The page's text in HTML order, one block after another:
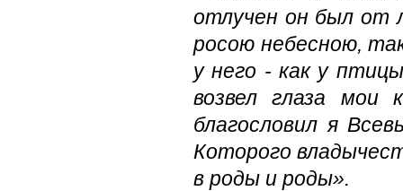
отлучен он был от
росою небесною,
у него - как у
возвел глаза мои
благословил я
Которого
в роды и роды».